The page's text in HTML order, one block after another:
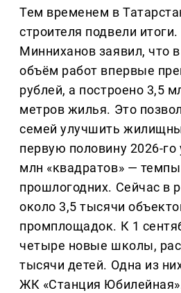
Тем временем в
строителя подвели
Минниханов заявил, что
объём работ впервые
рублей, а построено 3,5
метров жилья. Это
семей улучшить
первую половину 2026-го
млн «квадратов» —
прошлогодних. Сейчас в
около 3,5 тысячи
промплощадок. К 1
четыре новые школы,
тысячи детей. Одна из
ЖК «Станция